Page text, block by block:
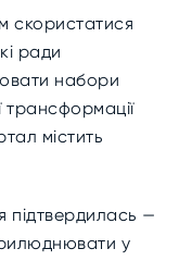
скористатися
ради
набори
трансформації
містить
підтвердилась —
у